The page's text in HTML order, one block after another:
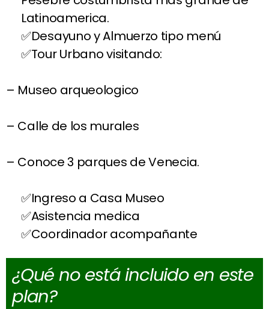
Latinoamerica.
Desayuno y Almuerzo tipo menú
Tour Urbano visitando:
– Museo arqueologico
– Calle de los murales
– Conoce 3 parques de Venecia.
Ingreso a Casa Museo
Asistencia medica
Coordinador acompañante
¿Qué no está incluido en este
plan?